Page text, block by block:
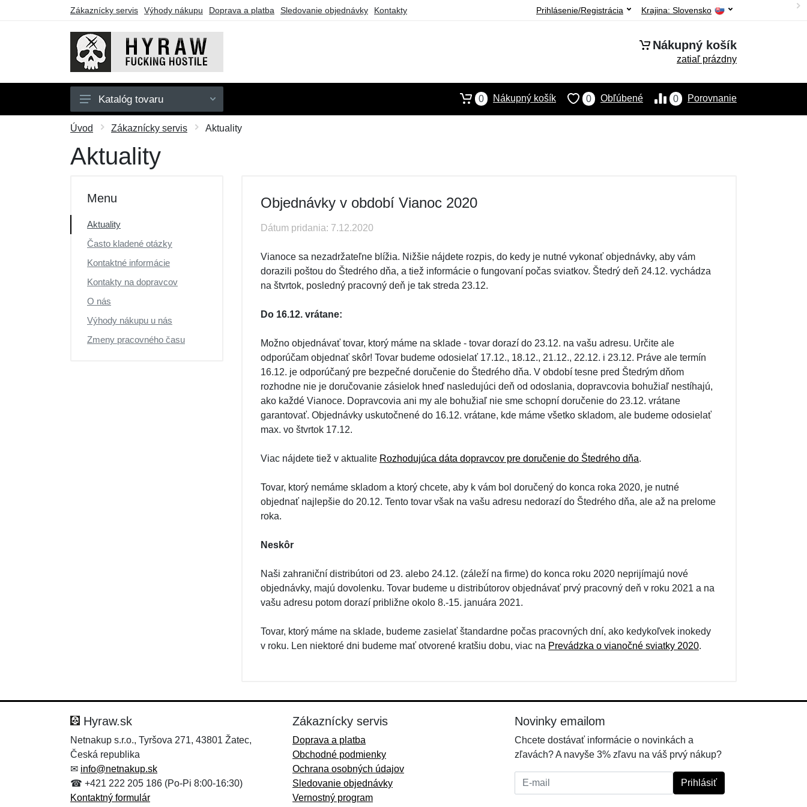
Zákaznícky servis Výhody nákupu Doprava a platba Sledovanie objednávky Kontakty Krajina: Slovensko
Prihlásenie/Registrácia
Nákupný košík
zatiaľ prázdny
Pánske
Dámske
Katalóg tovaru 0 Porovnanie
0 Obľúbené
0 Nákupný košík
Úvod Zákaznícky servis Aktuality
Aktuality
Menu
Aktuality
Často kladené otázky
Kontaktné informácie
Kontakty na dopravcov
O nás
Výhody nákupu u nás
Zmeny pracovného času
Objednávky v období Vianoc 2020
Dátum pridania: 7.12.2020
Vianoce sa nezadržateľne blížia. Nižšie nájdete rozpis, do kedy je nutné vykonať objednávky, aby vám
dorazili poštou do Štedrého dňa, a tiež informácie o fungovaní počas sviatkov. Štedrý deň 24.12. vychádza
na štvrtok, posledný pracovný deň je tak streda 23.12.
Do 16.12. vrátane:
Možno objednávať tovar, ktorý máme na sklade - tovar dorazí do 23.12. na vašu adresu. Určite ale
odporúčam objednať skôr! Tovar budeme odosielať 17.12., 18.12., 21.12., 22.12. i 23.12. Práve ale termín
16.12. je odporúčaný pre bezpečné doručenie do Štedrého dňa. V období tesne pred Štedrým dňom
rozhodne nie je doručovanie zásielok hneď nasledujúci deň od odoslania, dopravcovia bohužiaľ nestíhajú,
ako každé Vianoce. Dopravcovia ani my ale bohužiaľ nie sme schopní doručenie do 23.12. vrátane
garantovať. Objednávky uskutočnené do 16.12. vrátane, kde máme všetko skladom, ale budeme odosielať
max. vo štvrtok 17.12.
Viac nájdete tiež v aktualite Rozhodujúca dáta dopravcov pre doručenie do Štedrého dňa.
Tovar, ktorý nemáme skladom a ktorý chcete, aby k vám bol doručený do konca roka 2020, je nutné
objednať najlepšie do 20.12. Tento tovar však na vašu adresu nedorazí do Štedrého dňa, ale až na prelome
roka.
Neskôr
Naši zahraniční distribútori od 23. alebo 24.12. (záleží na firme) do konca roku 2020 neprijímajú nové
objednávky, majú dovolenku. Tovar budeme u distribútorov objednávať prvý pracovný deň v roku 2021 a na
vašu adresu potom dorazí približne okolo 8.-15. januára 2021.
Tovar, ktorý máme na sklade, budeme zasielať štandardne počas pracovných dní, ako kedykoľvek inokedy
v roku. Len niektoré dni budeme mať otvorené kratšiu dobu, viac na Prevádzka o vianočné sviatky 2020.
Hyraw.sk
Netnakup s.r.o., Tyršova 271, 43801 Žatec,
Česká republika
✉ info@netnakup.sk
☎ +421 222 205 186 (Po-Pi 8:00-16:30)
Kontaktný formulár
Zákaznícky servis
Doprava a platba
Obchodné podmienky
Ochrana osobných údajov
Sledovanie objednávky
Vernostný program
Novinky emailom
Chcete dostávať informácie o novinkách a
zľavách? A navyše 3% zľavu na váš prvý nákup?
E-mail: Prihlásiť